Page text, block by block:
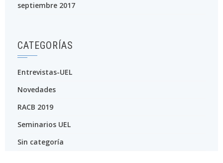
septiembre 2017
CATEGORÍAS
Entrevistas-UEL
Novedades
RACB 2019
Seminarios UEL
Sin categoría